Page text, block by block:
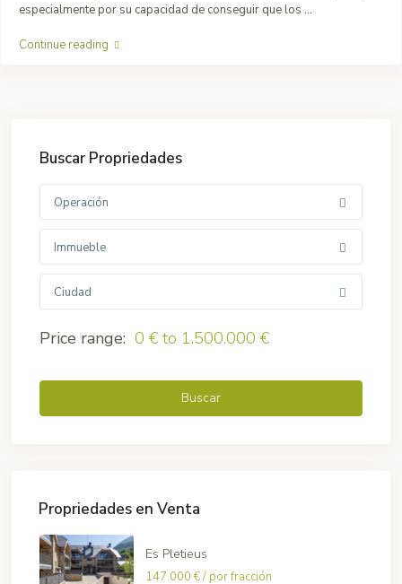
especialmente por su capacidad de conseguir que los ...
Continue reading
Buscar Propriedades
Operación
Immueble
Ciudad
Price range: 0 € to 1.500.000 €
Buscar
Propriedades en Venta
Es Pletieus
147.000 €/ por fracción